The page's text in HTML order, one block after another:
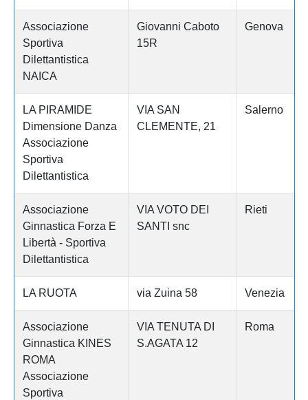
Associazione
Sportiva
Dilettantistica
NAICA
Giovanni Caboto
15R
Genova
LA PIRAMIDE
Dimensione Danza
Associazione
Sportiva
Dilettantistica
VIA SAN
CLEMENTE, 21
Salerno
Associazione
Ginnastica Forza E
Libertà - Sportiva
Dilettantistica
VIA VOTO DEI
SANTI snc
Rieti
LA RUOTA via Zuina 58 Venezia
Associazione
Ginnastica KINES
ROMA
Associazione
Sportiva
VIA TENUTA DI
S.AGATA 12
Roma